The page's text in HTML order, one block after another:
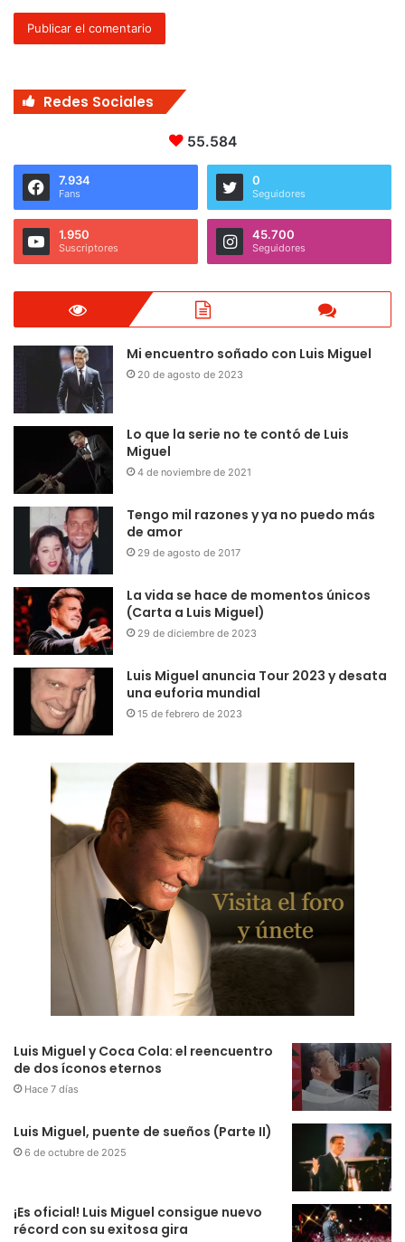
Redes Sociales
55.584
7.934
Fans
0
Seguidores
1.950
Suscriptores
45.700
Seguidores
Mi encuentro soñado con Luis Miguel
20 de agosto de 2023
Lo que la serie no te contó de Luis
Miguel
4 de noviembre de 2021
Tengo mil razones y ya no puedo más
de amor
29 de agosto de 2017
La vida se hace de momentos únicos
(Carta a Luis Miguel)
29 de diciembre de 2023
Luis Miguel anuncia Tour 2023 y desata
una euforia mundial
15 de febrero de 2023
Luis Miguel y Coca Cola: el reencuentro
de dos íconos eternos
Hace 7 días
Luis Miguel, puente de sueños (Parte II)
6 de octubre de 2025
¡Es oficial! Luis Miguel consigue nuevo
récord con su exitosa gira